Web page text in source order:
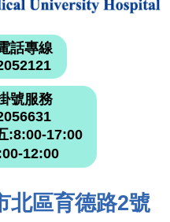
話專線
號服務
:8:00-17:00
12:00
北區育德路2號